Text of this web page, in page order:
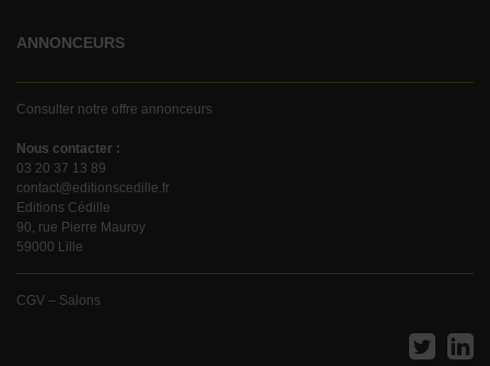
ANNONCEURS
Consulter notre offre annonceurs
Nous contacter :
03 20 37 13 89
contact@editionscedille.fr
Editions Cédille
90, rue Pierre Mauroy
59000 Lille
CGV – Salons